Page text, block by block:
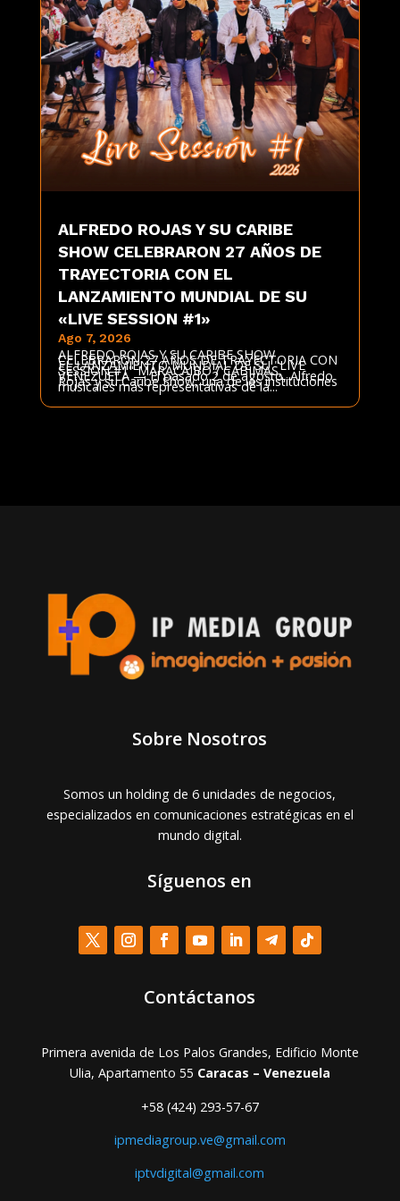
ALFREDO ROJAS Y SU CARIBE
SHOW CELEBRARON 27 AÑOS DE
TRAYECTORIA CON EL
LANZAMIENTO MUNDIAL DE SU
«LIVE SESSION #1»
Ago 7, 2026
ALFREDO ROJAS Y SU CARIBE SHOW
CELEBRARON 27 AÑOS DE TRAYECTORIA CON
EL LANZAMIENTO MUNDIAL DE SU "LIVE
SESSION #1" MARACAIBO / CABIMAS,
VENEZUELA — El pasado 2 de agosto, Alfredo
Rojas y su Caribe Show, una de las instituciones
musicales más representativas de la...
Sobre Nosotros
Somos un holding de 6 unidades de negocios,
especializados en comunicaciones estratégicas en el
mundo digital.
Síguenos en
Contáctanos
Primera avenida de Los Palos Grandes, Edificio Monte
Ulia, Apartamento 55 Caracas – Venezuela
+58 (424) 293-57-67
ipmediagroup.ve@gmail.com
iptvdigital@gmail.com